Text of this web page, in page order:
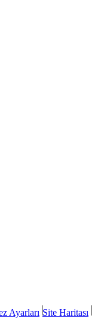
Ayarları Site Haritası